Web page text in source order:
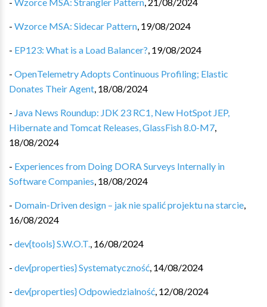
- Wzorce MSA: Sidecar Pattern, 19/08/2024
- EP123: What is a Load Balancer?, 19/08/2024
- OpenTelemetry Adopts Continuous Profiling; Elastic
Donates Their Agent, 18/08/2024
- Java News Roundup: JDK 23 RC1, New HotSpot JEP,
Hibernate and Tomcat Releases, GlassFish 8.0-M7,
18/08/2024
- Experiences from Doing DORA Surveys Internally in
Software Companies, 18/08/2024
- Domain-Driven design – jak nie spalić projektu na starcie,
16/08/2024
- dev{tools} S.W.O.T., 16/08/2024
- dev{properties} Systematyczność, 14/08/2024
- dev{properties} Odpowiedzialność, 12/08/2024